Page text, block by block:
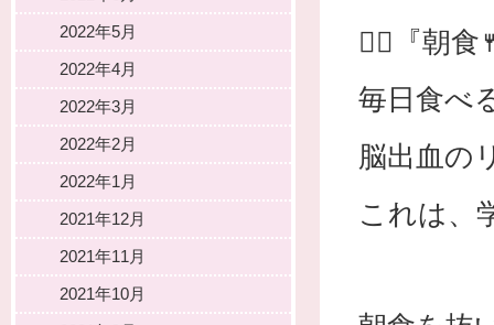
👨‍⚕️『朝
毎日食べ
脳出血の
これは、
2022年5月
2022年4月
2022年3月
2022年2月
2022年1月
2021年12月
2021年11月
2021年10月